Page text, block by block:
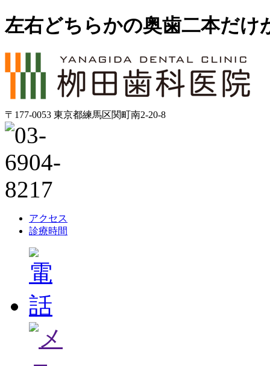
左右どちらかの奥歯二本だけ
〒177-0053 東京都練馬区関町南2-20-8
アクセス
診療時間